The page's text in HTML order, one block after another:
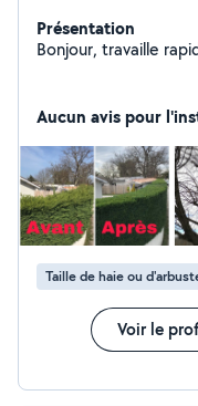
Présentation
Bonjour, travaille
Aucun avis pour
Taille de haie ou
Voir le